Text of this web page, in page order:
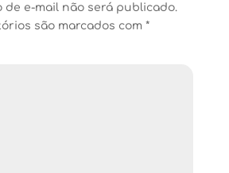
de e-mail não será publicado.
são marcados com *